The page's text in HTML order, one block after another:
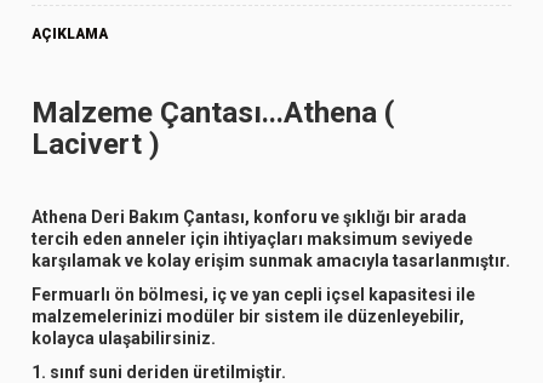
AÇIKLAMA
Malzeme Çantası...Athena (
Lacivert )
Athena Deri Bakım Çantası, konforu ve şıklığı bir arada
tercih eden anneler için ihtiyaçları maksimum seviyede
karşılamak ve kolay erişim sunmak amacıyla tasarlanmıştır.
Fermuarlı ön bölmesi, iç ve yan cepli içsel kapasitesi ile
malzemelerinizi modüler bir sistem ile düzenleyebilir,
kolayca ulaşabilirsiniz.
1. sınıf suni deriden üretilmiştir.